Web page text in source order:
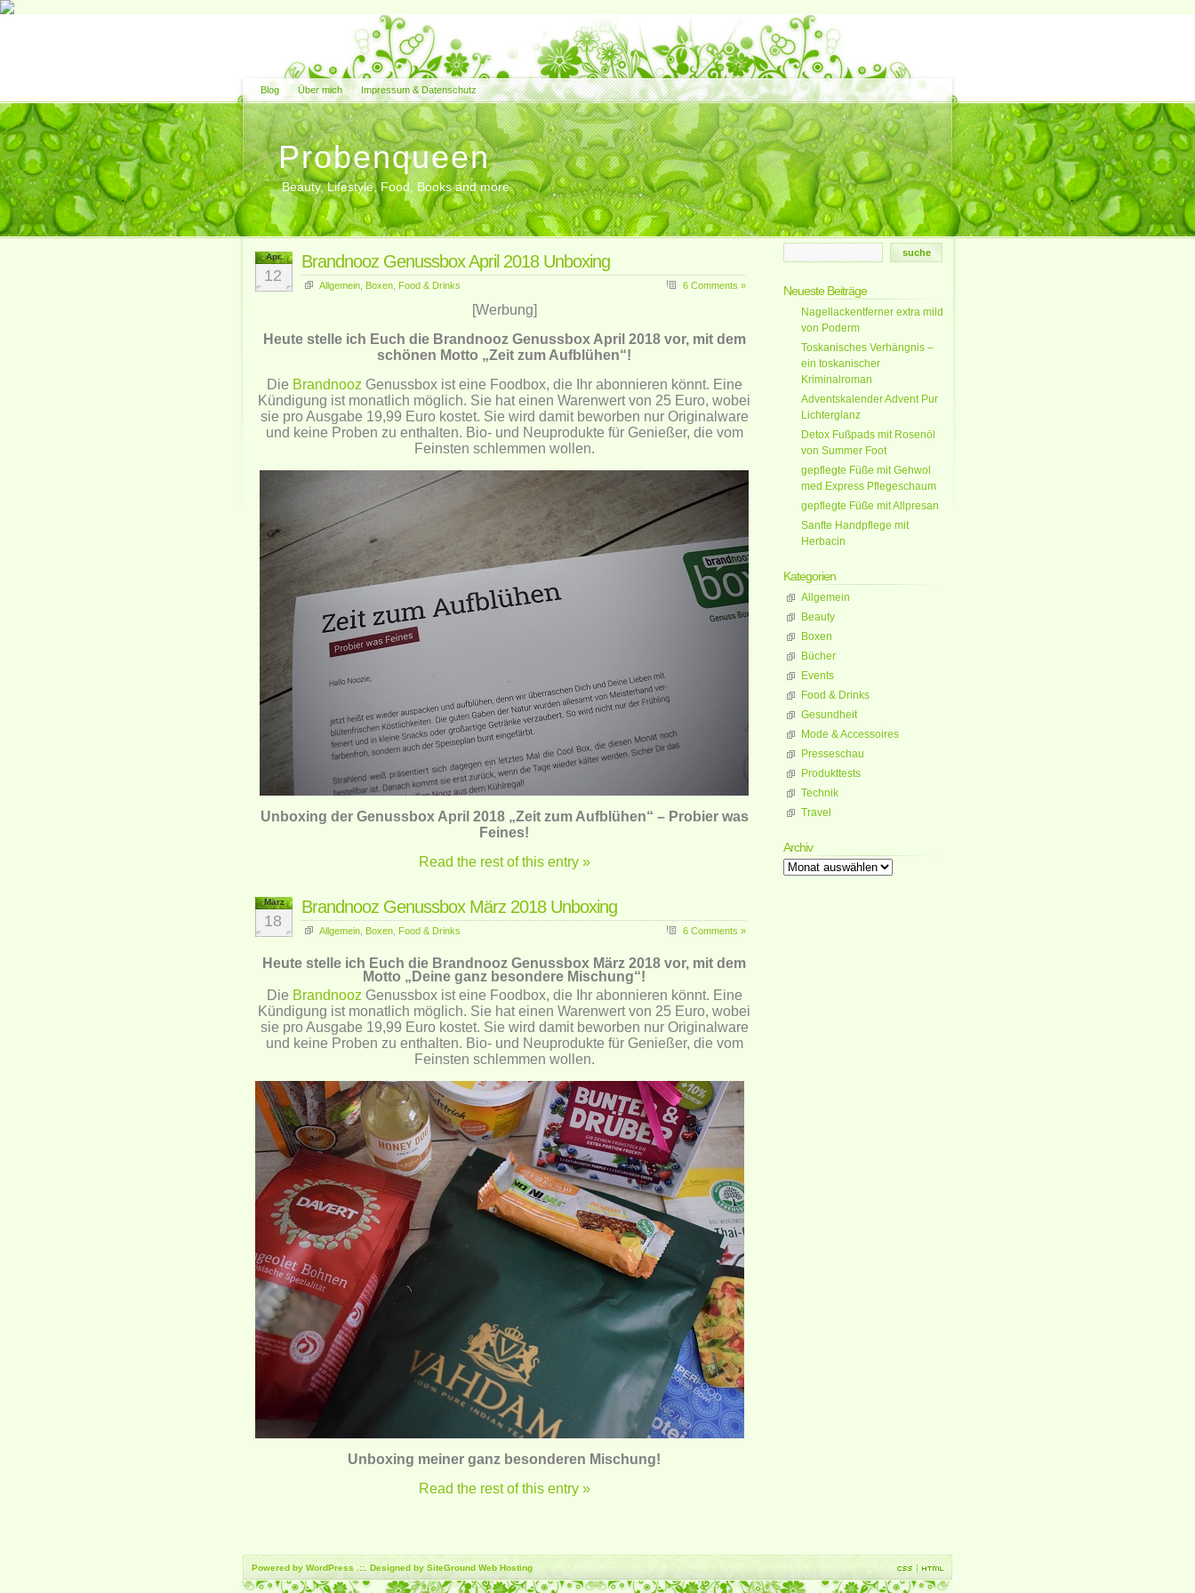
Blog Über mich Impressum & Datenschutz
Probenqueen
Beauty, Lifestyle, Food, Books and more
Apr.
12
Brandnooz Genussbox April 2018 Unboxing
Allgemein Boxen Food & Drinks 6 Comments »
[Werbung]
Heute stelle ich Euch die Brandnooz Genussbox April 2018 vor, mit dem
schönen Motto „Zeit zum Aufblühen“!
Die Brandnooz Genussbox ist eine Foodbox, die Ihr abonnieren könnt. Eine
Kündigung ist monatlich möglich. Sie hat einen Warenwert von 25 Euro, wobei
sie pro Ausgabe 19,99 Euro kostet. Sie wird damit beworben nur Originalware
und keine Proben zu enthalten. Bio- und Neuprodukte für Genießer, die vom
Feinsten schlemmen wollen.
Unboxing der Genussbox April 2018 „Zeit zum Aufblühen“ – Probier was
Feines!
Read the rest of this entry »
März
18
Brandnooz Genussbox März 2018 Unboxing
Allgemein Boxen Food & Drinks 6 Comments »
Heute stelle ich Euch die Brandnooz Genussbox März 2018 vor, mit dem
Motto „Deine ganz besondere Mischung“!
Die Brandnooz Genussbox ist eine Foodbox, die Ihr abonnieren könnt. Eine
Kündigung ist monatlich möglich. Sie hat einen Warenwert von 25 Euro, wobei
sie pro Ausgabe 19,99 Euro kostet. Sie wird damit beworben nur Originalware
und keine Proben zu enthalten. Bio- und Neuprodukte für Genießer, die vom
Feinsten schlemmen wollen.
Unboxing meiner ganz besonderen Mischung!
Read the rest of this entry »
Neueste Beiträge
Nagellackentferner extra mild
von Poderm
Toskanisches Verhängnis –
ein toskanischer
Kriminalroman
Adventskalender Advent Pur
Lichterglanz
Detox Fußpads mit Rosenöl
von Summer Foot
gepflegte Füße mit Gehwol
med Express Pflegeschaum
gepflegte Füße mit Allpresan
Sanfte Handpflege mit
Herbacin
Kategorien
Allgemein
Beauty
Boxen
Bücher
Events
Food & Drinks
Gesundheit
Mode & Accessoires
Presseschau
Produkttests
Technik
Travel
Archiv
Archiv
Powered byWordPress.::. Designed by SiteGroundWeb Hosting